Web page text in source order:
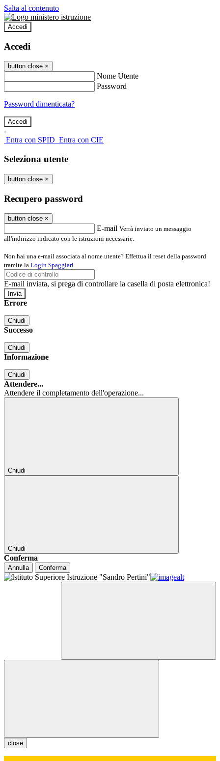
Salta al contenuto
Accedi
Accedi
button close ×
Nome Utente
Password
Password dimenticata?
-
Entra con SPID Entra con CIE
Seleziona utente
button close ×
Recupero password
button close ×
E-mail Verrà inviato un messaggio
all'indirizzo indicato con le istruzioni necessarie.
Non hai una e-mail associata al nome utente? Effettua il reset della password
tramite la Login Spaggiari
E-mail inviata, si prega di controllare la casella di posta elettronica!
Errore
Chiudi
Successo
Chiudi
Informazione
Chiudi
Attendere...
Attendere il completamento dell'operazione...
Chiudi
Chiudi
Conferma
Annulla Conferma
close